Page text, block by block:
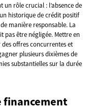
un rôle crucial : l’absence de
historique de crédit positif
manière responsable. La
pas être négligée. Mettre en
offres concurrentes et
plusieurs dixièmes de
substantielles sur la durée
financement